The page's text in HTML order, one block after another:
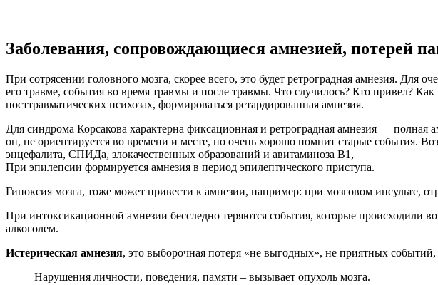
Заболевания, сопровождающиеся амнезией, потерей
При сотрясении головного мозга, скорее всего, это будет ретроградная амнезия.
его травме, события во время травмы и после травмы. Что случилось? Кто привел?
посттравматических психозах, формироваться ретардированная амнезия.
Для синдрома Корсакова характерна фиксационная и ретроградная амнезия — полная
он, не ориентируется во времени и месте, но очень хорошо помнит старые события.
энцефалита, СПИДа, злокачественных образований и авитаминоза В1,
При эпилепсии формируется амнезия в период эпилептического приступа.
Гипоксия мозга, тоже может привести к амнезии, например: при мозговом инсульте,
При интоксикационной амнезии бесследно теряются события, которые происходили
алкоголем.
Истерическая амнезия, это выборочная потеря «не выгодных», не приятных событий,
Нарушения личности, поведения, памяти – вызывает опухоль мозга.